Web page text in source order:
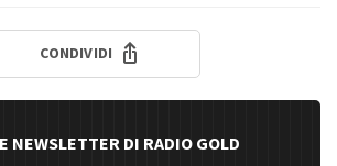
CONDIVIDI
NEWSLETTER DI RADIO GOLD